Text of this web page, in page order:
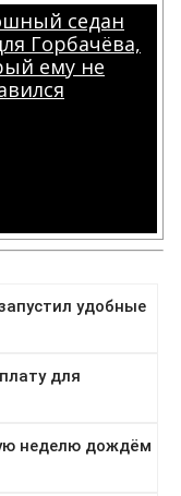
седан
Горбачёва,
ему не